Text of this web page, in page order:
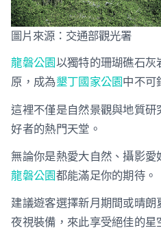
圖片來源：交通部觀光署
龍磐公園以獨特的珊瑚礁石
原，成為墾丁國家公園中不可
這裡不僅是自然景觀與地質
好者的熱門天堂。
無論你是熱愛大自然、攝影愛
龍磐公園都能滿足你的期待。
建議遊客選擇新月期間或晴
夜視裝備，來此享受絕佳的星